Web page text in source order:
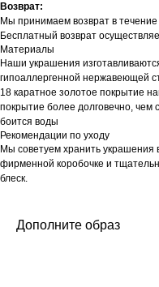
Возврат:
Мы принимаем возврат в
Бесплатный возврат
Материалы
Наши украшения
гипоаллергенной нержавеющей
18 каратное золотое покрытие
покрытие более долговечно, чем
боится воды
Рекомендации по уходу
Мы советуем хранить украшения
фирменной коробочке и
блеск.
Дополните образ